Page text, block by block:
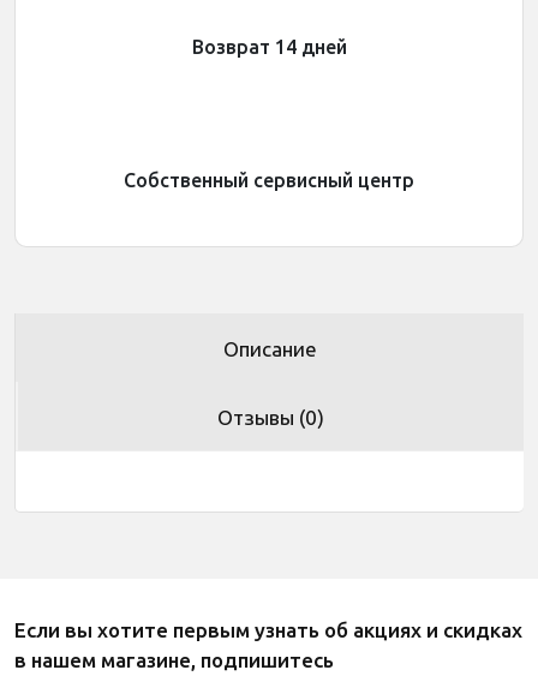
Возврат 14 дней
Собственный сервисный центр
Описание
Отзывы (0)
Если вы хотите первым узнать об акциях и скидках
в нашем магазине, подпишитесь